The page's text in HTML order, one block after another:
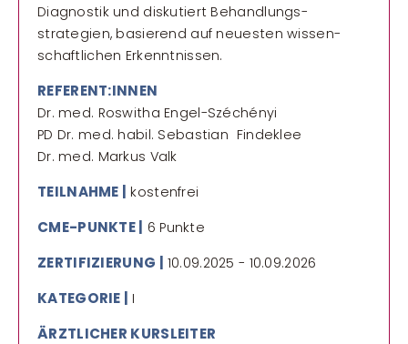
Diagnostik und diskutiert Behandlungs­
strategien, basierend auf neuesten wissen­
schaftlichen Erkenntnissen.
REFERENT:INNEN
Dr. med. Roswitha Engel-Széchényi
PD Dr. med. habil. Sebastian Findeklee
Dr. med. Markus Valk
TEILNAHME | kostenfrei
CME-PUNKTE | 6 Punkte
ZERTIFIZIERUNG | 10.09.2025 - 10.09.2026
KATEGORIE | I
ÄRZTLICHER KURSLEITER